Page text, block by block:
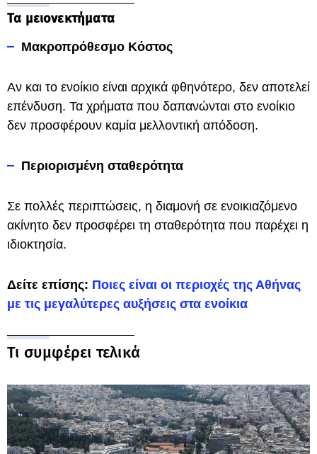
Τα μειονεκτήματα
Μακροπρόθεσμο Κόστος
Αν και το ενοίκιο είναι αρχικά φθηνότερο, δεν αποτελεί
επένδυση. Τα χρήματα που δαπανώνται στο ενοίκιο
δεν προσφέρουν καμία μελλοντική απόδοση.
Περιορισμένη σταθερότητα
Σε πολλές περιπτώσεις, η διαμονή σε ενοικιαζόμενο
ακίνητο δεν προσφέρει τη σταθερότητα που παρέχει η
ιδιοκτησία.
Δείτε επίσης: Ποιες είναι οι περιοχές της Αθήνας
με τις μεγαλύτερες αυξήσεις στα ενοίκια
Τι συμφέρει τελικά